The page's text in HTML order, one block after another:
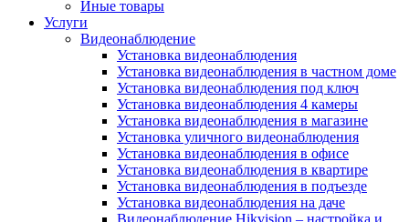
Иные товары
Услуги
Видеонаблюдение
Установка видеонаблюдения
Установка видеонаблюдения в частном доме
Установка видеонаблюдения под ключ
Установка видеонаблюдения 4 камеры
Установка видеонаблюдения в магазине
Установка уличного видеонаблюдения
Установка видеонаблюдения в офисе
Установка видеонаблюдения в квартире
Установка видеонаблюдения в подъезде
Установка видеонаблюдения на даче